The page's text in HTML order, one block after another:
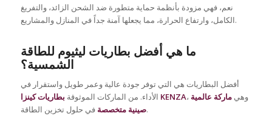
نعم، فهي مزودة بأنظمة حماية متطورة ضد الشحن الزائد، والتفريغ
الكامل، وارتفاع الحرارة، مما يجعلها آمنة جداً في المنازل والمشاريع.
ما هي أفضل بطاريات ليثيوم للطاقة
الشمسية؟
أفضل البطاريات هي التي توفر جودة عالية وعمر طويل واستقرار في
الأداء. من الماركات الموثوقة بطاريات كينزا KENZA ، وهيماركة عالمية
صينية متخصصةفي حلول تخزين الطاقة.